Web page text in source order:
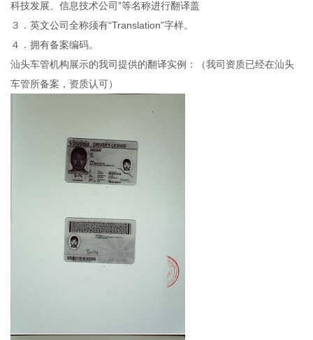
科技发展、信息技术公司”等名称进行翻译盖
３．英文公司全称须有“Translation”字样。
４．拥有备案编码。
汕头车管机构展示的我司提供的翻译实例：（我司资质已经在汕头
车管所备案，资质认可）